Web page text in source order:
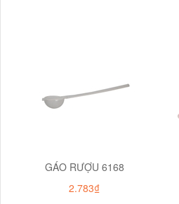
GÁO RƯỢU 6168
2.783₫